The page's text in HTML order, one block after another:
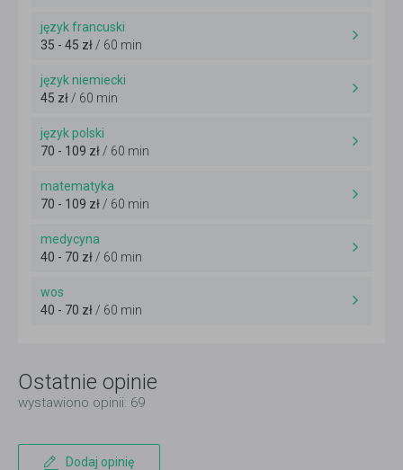
język francuski
35 - 45 zł / 60 min
język niemiecki
45 zł / 60 min
język polski
70 - 109 zł / 60 min
matematyka
70 - 109 zł / 60 min
medycyna
40 - 70 zł / 60 min
wos
40 - 70 zł / 60 min
Ostatnie opinie
wystawiono opinii: 69
Dodaj opinię